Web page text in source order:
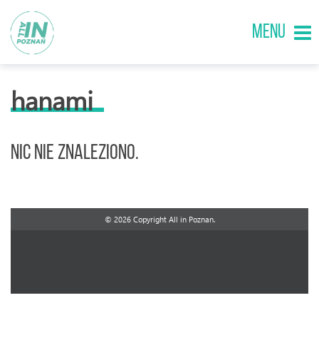
MENU
hanami
Nic nie znaleziono.
© 2026 Copyright All in Poznan.